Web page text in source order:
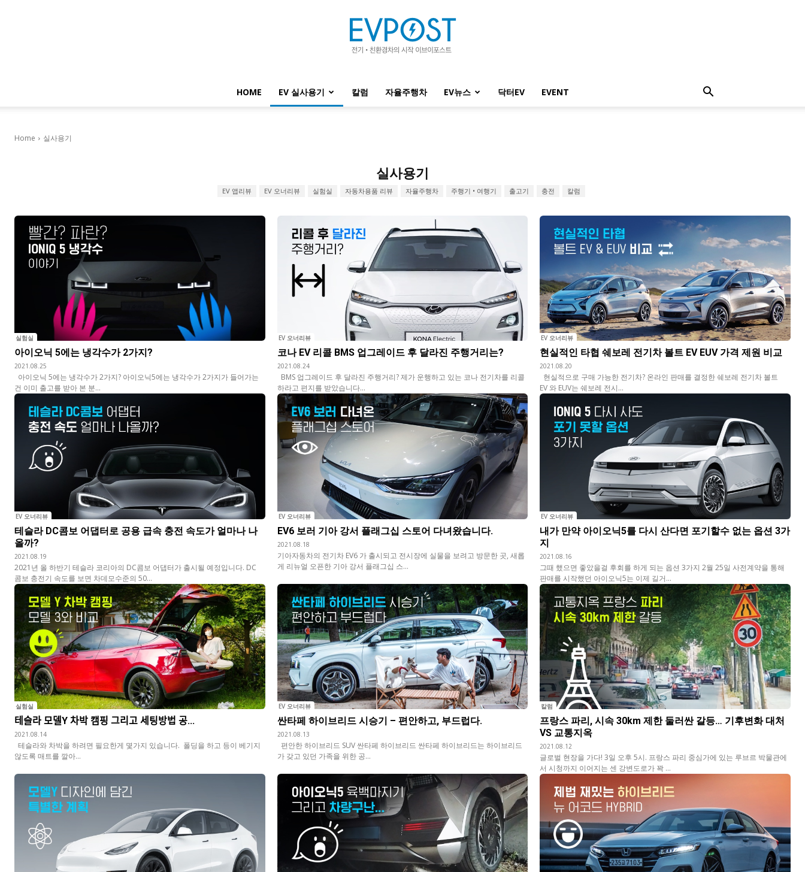
HOME EV 실사용기 칼럼 자율주행차 EV뉴스 닥터EV EVENT
Home 실사용기
실사용기
EV 앱리뷰 EV 오너리뷰 실험실 자동차용품 리뷰 자율주행차 주행기 • 여행기 출고기 충전 칼럼
실험실
아이오닉 5에는 냉각수가 2가지?
2021.08.25
아이오닉 5에는 냉각수가 2가지? 아이오닉5에는 냉각수가 2가지가 들어가는
건 이미 출고를 받아 본 분...
EV 오너리뷰
코나 EV 리콜 BMS 업그레이드 후 달라진 주행거리는?
2021.08.24
BMS 업그레이드 후 달라진 주행거리? 제가 운행하고 있는 코나 전기차를 리콜
하라고 편지를 받았습니다...
EV 오너리뷰
현실적인 타협 쉐보레 전기차 볼트 EV EUV 가격 제원 비교
2021.08.20
현실적으로 구매 가능한 전기차? 온라인 판매를 결정한 쉐보레 전기차 볼트
EV 와 EUV는 쉐보레 전시...
EV 오너리뷰
테슬라 DC콤보 어댑터로 공용 급속 충전 속도가 얼마나 나
올까?
2021.08.19
2021년 올 하반기 테슬라 코리아의 DC콤보 어댑터가 출시될 예정입니다. DC
콤보 충전기 속도를 보면 차데모수준의 50...
EV 오너리뷰
EV6 보러 기아 강서 플래그십 스토어 다녀왔습니다.
2021.08.18
기아자동차의 전기차 EV6 가 출시되고 전시장에 실물을 보려고 방문한 곳, 새롭
게 리뉴얼 오픈한 기아 강서 플래그십 스...
EV 오너리뷰
내가 만약 아이오닉5를 다시 산다면 포기할수 없는 옵션 3가
지
2021.08.16
그때 했으면 좋았을걸 후회를 하게 되는 옵션 3가지 2월 25일 사전계약을 통해
판매를 시작했던 아이오닉5는 이제 길거...
실험실
테슬라 모델Y 차박 캠핑 그리고 세팅방법 공...
2021.08.14
테슬라와 차박을 하려면 필요한게 몇가지 있습니다. ​ 폴딩을 하고 등이 베기지
않도록 매트를 깔아...
EV 오너리뷰
싼타페 하이브리드 시승기 – 편안하고, 부드럽다.
2021.08.13
편안한 하이브리드 SUV 싼타페 하이브리드 싼타페 하이브리드는 하이브리드
가 갖고 있던 가족을 위한 공...
칼럼
프랑스 파리, 시속 30km 제한 둘러싼 갈등… 기후변화 대처
VS 교통지옥
2021.08.12
글로벌 현장을 가다! 3일 오후 5시. 프랑스 파리 중심가에 있는 루브르 박물관에
서 시청까지 이어지는 센 강변도로가 꽉 ...